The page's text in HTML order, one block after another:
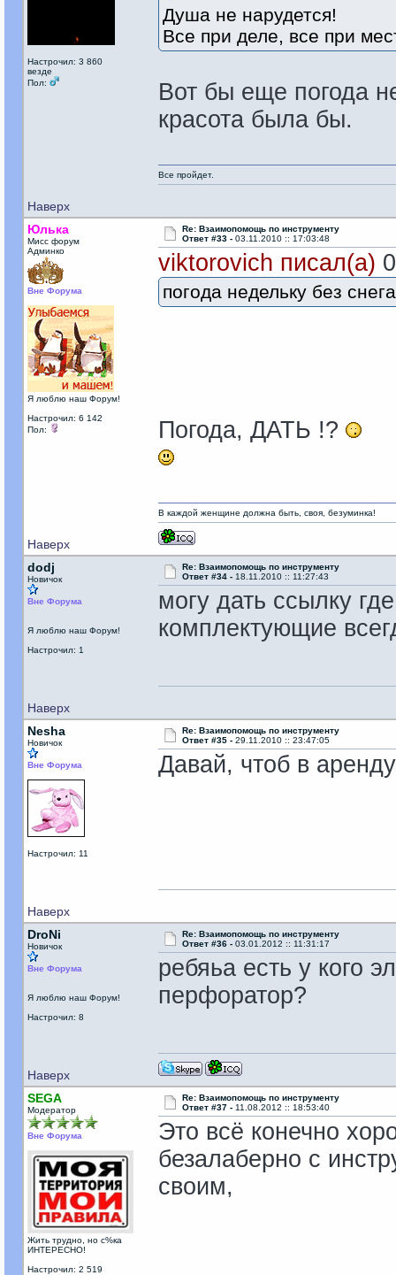
Настрочил: 3 860
везде
Пол:
Душа не нарудется!
Все при деле, все при
Вот бы еще погода
красота была бы.
Наверх
Все пройдет.
Юлька
Мисс форум
Админко
Вне Форума
Я люблю наш Форум!
Настрочил: 6 142
Пол:
Re: Взаимопомощь по инструменту
Ответ #33 - 03.11.2010 :: 17:03:48
viktorovich писал(а)
погода недельку без
Погода, ДАТЬ !?
Наверх
В каждой женщине должна быть, своя, безyминка!
dodj
Новичок
Вне Форума
Я люблю наш Форум!
Настрочил: 1
Re: Взаимопомощь по инструменту
Ответ #34 - 18.11.2010 :: 11:27:43
могу дать ссылку
комплектующие
Наверх
Nesha
Новичок
Вне Форума
Настрочил: 11
Re: Взаимопомощь по инструменту
Ответ #35 - 29.11.2010 :: 23:47:05
Давай, чтоб в
Наверх
DroNi
Новичок
Вне Форума
Я люблю наш Форум!
Настрочил: 8
Re: Взаимопомощь по инструменту
Ответ #36 - 03.01.2012 :: 11:31:17
ребяьа есть у кого
перфоратор?
Наверх
SEGА
Модератор
Вне Форума
Жить трудно, но с%ка
ИНТЕРЕСНО!
Настрочил: 2 519
Re: Взаимопомощь по инструменту
Ответ #37 - 11.08.2012 :: 18:53:40
Это всё конечно
безалаберно с
своим,